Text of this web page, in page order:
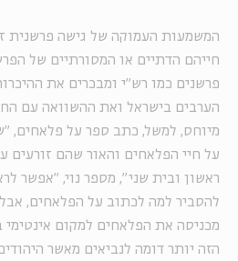
המשמעות העמוקה של גישה פרשנית
חייהם הדתיים או המסורתיים של
פרשנים כמו רש״י ומבכרים את
הערבים בישראל ואת ההשוואה עם
מיוחס, למשל, כתב ספר על פלאחים,
על חיי הפלאחים והאור שהם זורעים
ראשון ובית שני״, מספר נוי, ״אפשר
להסביר למה לכתוב על הפלאחים,
מכניסה את הפלאחים למקום אינטימי
הזה יותר דומה לנביאים מאשר